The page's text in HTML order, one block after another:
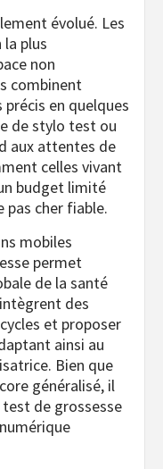
évolué. Les
plus
non
combinent
en quelques
de stylo test ou
aux attentes de
celles vivant
budget limité
pas cher fiable.
mobiles
permet
de la santé
des
et proposer
ainsi au
Bien que
généralisé, il
test de grossesse